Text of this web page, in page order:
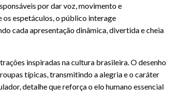
por dar voz, movimento e
os espetáculos, o público interage
cada apresentação dinâmica, divertida e cheia
inspiradas na cultura brasileira. O desenho
típicas, transmitindo a alegria e o caráter
detalhe que reforça o elo humano essencial